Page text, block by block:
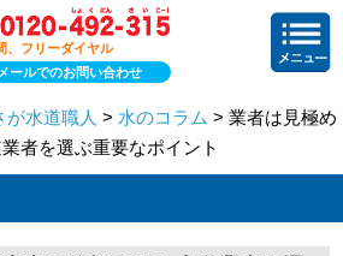
、フリーダイヤル
メールでのお問い合わせ
水道職人 > 水のコラム > 業者は見極め
者を選ぶ重要なポイント